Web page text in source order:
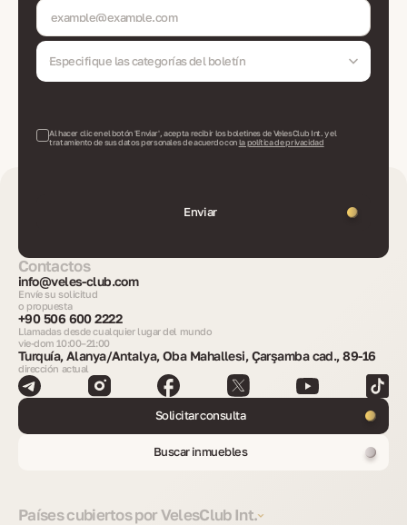
Especifique las categorías del boletín
Al hacer clic en el botón 'Enviar', acepta recibir los boletines de VelesClub Int. y el
tratamiento de sus datos personales de acuerdo conla política de privacidad
Enviar
Contactos
info@veles-club.com
Envíe su solicitud
o propuesta
+90 506 600 2222
Llamadas desde cualquier lugar del mundo
vie-dom 10:00–21:00
Turquía, Alanya/Antalya, Oba Mahallesi, Çarşamba cad., 89-16
dirección actual
Solicitar consulta
Buscar inmuebles
Países cubiertos por VelesClub Int.